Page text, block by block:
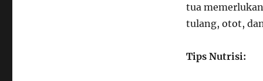
tua
tulang, otot,
Tips Nutrisi: